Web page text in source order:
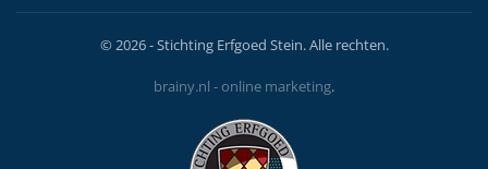
©2026- Stichting Erfgoed Stein. Alle rechten.
brainy.nl - online marketing.